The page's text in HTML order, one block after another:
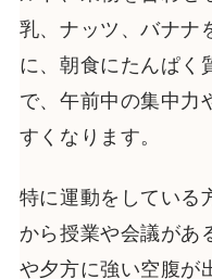
乳、ナッツ、バナナ
に、朝食にたんぱく
で、午前中の集中力
すくなります。
特に運動をしている
から授業や会議があ
や夕方に強い空腹が